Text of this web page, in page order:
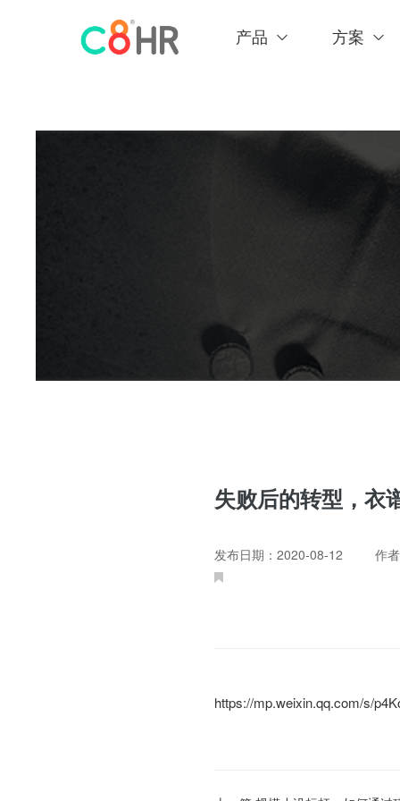
产品 方案
失败后的转型，衣
发布日期：2020-08-12 作
https://mp.weixin.qq.com/s/